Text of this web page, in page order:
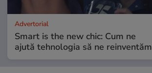
Advertorial
Smart is the new chic: Cum ne
ajută tehnologia să ne reinventăm